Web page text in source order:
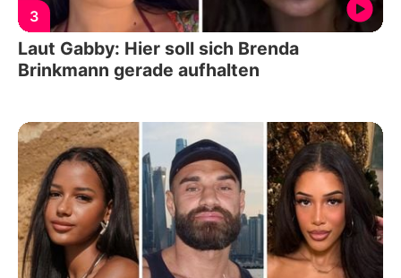
3
Laut Gabby: Hier soll sich Brenda
Brinkmann gerade aufhalten